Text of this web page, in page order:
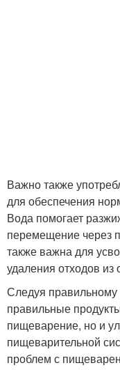
Важно также
для обеспечения
Вода помогает
перемещение через
также важна для
удаления отходов из
Следуя
правильные
пищеварение, но и
пищеварительной
проблем с